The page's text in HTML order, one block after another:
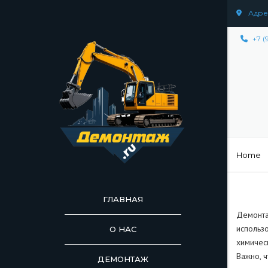
+7
ГЛАВНАЯ
О НАС
ДЕМОНТАЖ ДЕМОНТАЖ
Home
Важно,